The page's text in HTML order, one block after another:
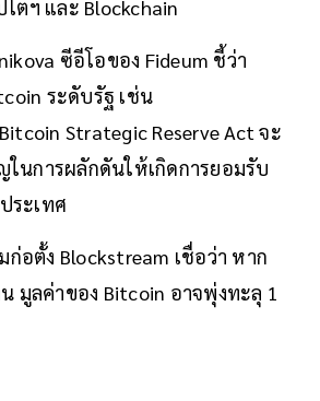
ตฯ และ Blockchain
ซีอีโอของ Fideum ชี้ว่า
ระดับรัฐ เช่น
Strategic Reserve Act จะ
นการผลักดันให้เกิดการยอมรับ
ระเทศ
ก่อตั้ง Blockstream เชื่อว่า หาก
มูลค่าของ Bitcoin อาจพุ่งทะลุ 1